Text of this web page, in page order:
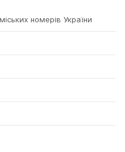
номерів України